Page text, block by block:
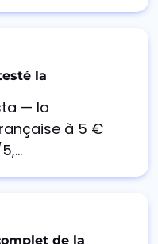
la
— la
à 5 €
de la